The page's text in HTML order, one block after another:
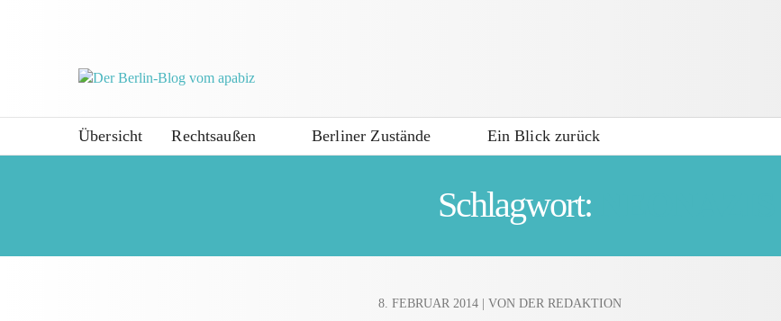
Übersicht Rechtsaußen Berliner Zustände Ein Blick zurück
Schlagwort:
8. FEBRUAR 2014 | VON DER REDAKTION